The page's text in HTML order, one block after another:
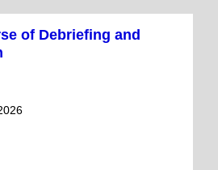
of Debriefing and